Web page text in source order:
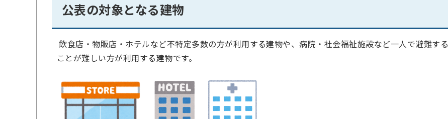
公表の対象となる建物
飲食店・物販店・ホテルなど不特定多数の方が利用する建物や、病院・社会福祉施設など一人で避難する
ことが難しい方が利用する建物です。